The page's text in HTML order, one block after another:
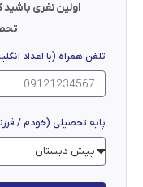
اولین نفری باشید
تلفن همراه (با اعداد
پایه تحصیلی (خودم /